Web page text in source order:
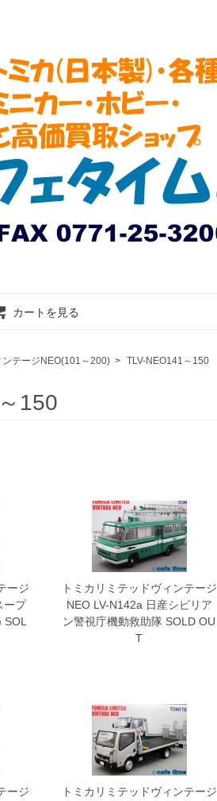
カートを見る
ンテージNEO(101～200) > TLV-NEO141～150
150
ージ
ープ
SOL
トミカリミテッドヴィンテージ
NEO LV-N142a 日産シビリア
ン警視庁機動救助隊 SOLD OU
T
ージ
トミカリミテッドヴィンテージ